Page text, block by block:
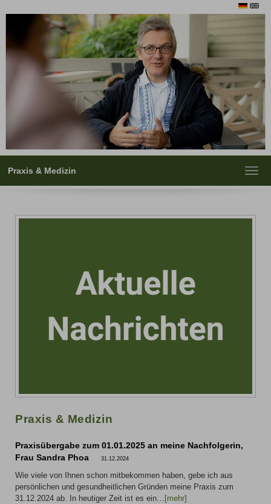
Praxis & Medizin
Praxis & Medizin
Praxisübergabe zum 01.01.2025 an meine Nachfolgerin,
Frau Sandra Phoa
31.12.2024
Wie viele von Ihnen schon mitbekommen haben, gebe ich aus
persönlichen und gesundheitlichen Gründen meine Praxis zum
31.12.2024 ab. In heutiger Zeit ist es ein…
[mehr]